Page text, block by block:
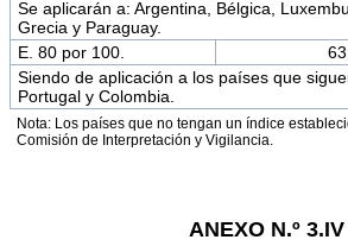
Se aplicarán a: Argentina, Bélgica,
Grecia y Paraguay.
E. 80 por 100.
Siendo de aplicación a los países que
Portugal y Colombia.
Nota: Los países que no tengan un índice
Comisión de Interpretación y Vigilancia.
ANEXO N.º 3.IV